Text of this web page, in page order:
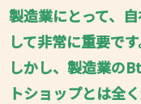
製造業にとって、
して非常に重要です
しかし、製造業の
トショップとは全